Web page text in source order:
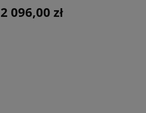
Cena
2 096,00 zł